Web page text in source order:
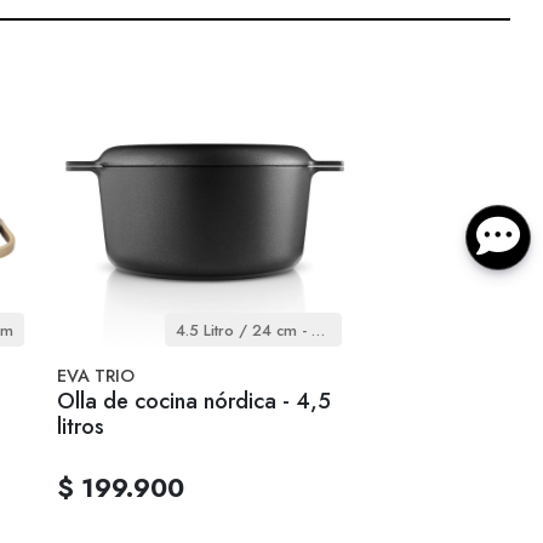
4.5 Litro / 24 cm - Cocina Nordica
EVA TRIO
Olla de cocina nórdica - 4,5
litros
$ 199.900